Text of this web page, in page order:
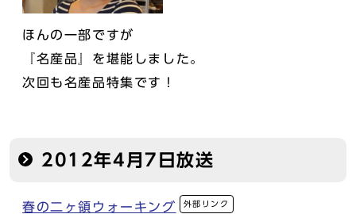
ほんの一部ですが
『名産品』を堪能しました。
次回も名産品特集です！
2012年4月7日放送
春の二ヶ領ウォーキング 外部リンク